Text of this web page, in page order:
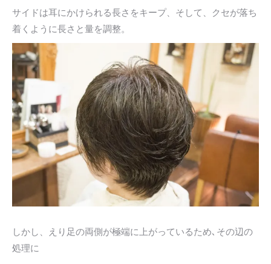
サイドは耳にかけられる長さをキープ、そして、クセが落ち
着くように長さと量を調整。
しかし、えり足の両側が極端に上がっているため､その辺の
処理に